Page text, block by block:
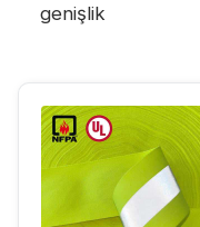
genişlik